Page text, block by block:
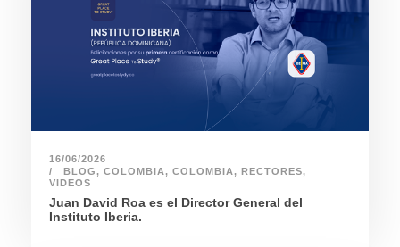
16/06/2026
BLOG, COLOMBIA, COLOMBIA, RECTORES,
VIDEOS
Juan David Roa es el Director General del
Instituto Iberia.